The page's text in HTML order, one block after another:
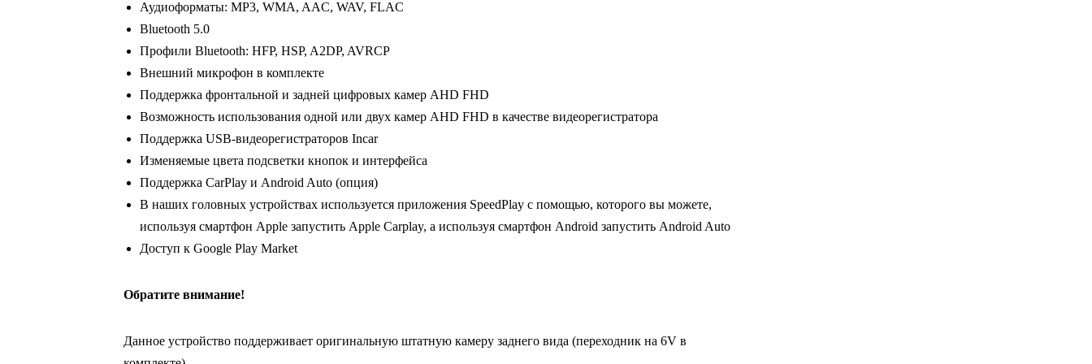
10
дюймов
Аудиоформаты: MP3, WMA, AAC, WAV, FLAC
Bluetooth 5.0
Профили Bluetooth: HFP, HSP, A2DP, AVRCP
Внешний микрофон в комплекте
Поддержка фронтальной и задней цифровых камер AHD FHD
Возможность использования одной или двух камер AHD FHD в качестве видеорегистратора
Поддержка USB-видеорегистраторов Incar
Изменяемые цвета подсветки кнопок и интерфейса
Поддержка CarPlay и Android Auto (опция)
В наших головных устройствах используется приложения SpeedPlay с помощью, которого вы можете,
используя смартфон Apple запустить Apple Carplay, а используя смартфон Android запустить Android Auto
Доступ к Google Play Market
Обратите внимание!
Данное устройство поддерживает оригинальную штатную камеру заднего вида (переходник на 6V в